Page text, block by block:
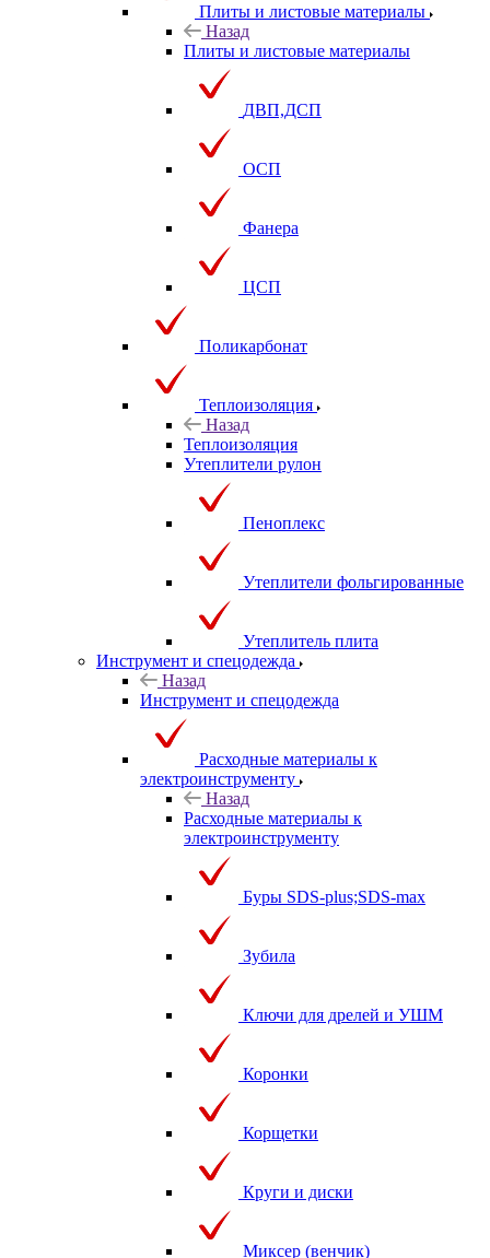
Плиты и листовые материалы
Назад
Плиты и листовые материалы
ДВП,ДСП
ОСП
Фанера
ЦСП
Поликарбонат
Теплоизоляция
Назад
Теплоизоляция
Утеплители рулон
Пеноплекс
Утеплители фольгированные
Утеплитель плита
Инструмент и спецодежда
Назад
Инструмент и спецодежда
Расходные материалы к
электроинструменту
Назад
Расходные материалы к
электроинструменту
Буры SDS-plus;SDS-max
Зубила
Ключи для дрелей и УШМ
Коронки
Корщетки
Круги и диски
Миксер (венчик)